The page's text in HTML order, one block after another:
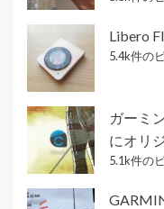
Libero
5.4k件の
ガーミ
にオリジ
5.1k件の